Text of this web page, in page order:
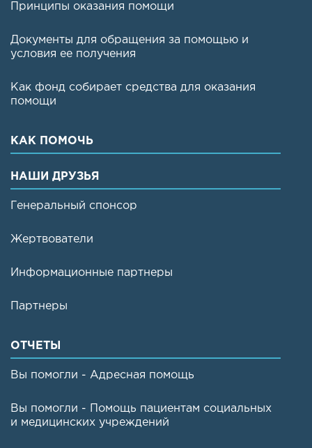
Принципы оказания помощи
Документы для обращения за помощью и
условия ее получения
Как фонд собирает средства для оказания
помощи
КАК ПОМОЧЬ
НАШИ ДРУЗЬЯ
Генеральный спонсор
Жертвователи
Информационные партнеры
Партнеры
ОТЧЕТЫ
Вы помогли - Адресная помощь
Вы помогли - Помощь пациентам социальных
и медицинских учреждений